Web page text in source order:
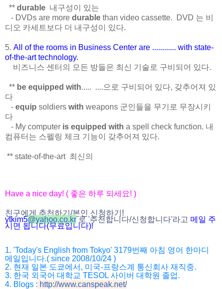
** durable 내구성이 있는
- DVDs are more durable than video cassette. DVD 는 비
디오 카세트보다 더 내구성이 있다.
5. All of the rooms in Business Center are ............ with state-
of-the-art technology.
비즈니스 센터의 모든 방들은 최신 기술로 구비되어 있다.
** be equipped with..... ....으로 구비되어 있다, 갖추어져 있
다
- equip soldiers with weapons 군인들을 무기로 무장시키
다
- My computer is equipped with a spell check function. 내
컴퓨터는 스펠링 체크 기능이 갖추어져 있다.
** state-of-the-art 최신의
Have a nice day! ( 좋은 하루 되세요! )
친구에게 추천하기/본인 신청하기!
ytkim5@yahoo.co.kr 로 '추천합니다/신청합니다'라고 메일 주
시면 됩니다(무료입니다)!
1. 'Today's English from Tokyo' 3179번째 아침 영어 한마디
메일입니다.( since 2008/10/24 )
2. 현재 일본 도쿄에서, 미국-프랑스계 통신회사 재직중.
3. 한국 외국어 대학교 TESOL 사이버 대학원 졸업.
4. Blogs : http://www.canspeak.net/